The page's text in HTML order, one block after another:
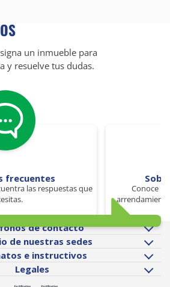
un inmueble para
y resuelve tus dudas.
frecuentes
las respuestas que
Conoce
de contacto
de nuestras sedes
e instructivos
Legales